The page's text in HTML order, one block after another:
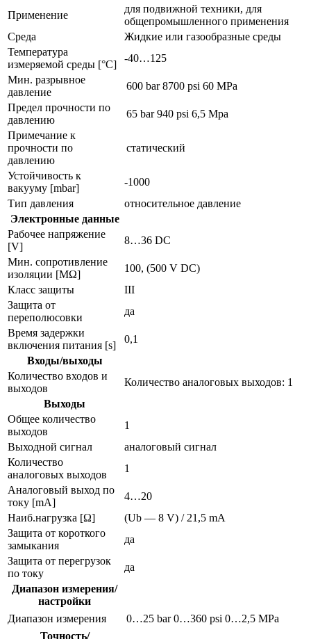
Применение
для подвижной техники, для
общепромышленного применения
Среда
Жидкие или газообразные среды
Температура
измеряемой среды [°C]
-40…125
Мин. разрывное
давление
600 bar 8700 psi 60 MPa
Предел прочности по
давлению
65 bar 940 psi 6,5 Mpa
Примечание к
прочности по
давлению
статический
Устойчивость к
вакууму [mbar]
-1000
Тип давления
относительное давление
Электронные данные
Рабочее напряжение
[V]
8…36 DC
Мин. сопротивление
изоляции [MΩ]
100, (500 V DC)
Класс защиты
III
Защита от
переполюсовки
да
Время задержки
включения питания [s]
0,1
Входы/выходы
Количество входов и
выходов
Количество аналоговых выходов: 1
Выходы
Общее количество
выходов
1
Выходной сигнал
аналоговый сигнал
Количество
аналоговых выходов
1
Аналоговый выход по
току [mA]
4…20
Наиб.нагрузка [Ω]
(Ub — 8 V) / 21,5 mA
Защита от короткого
замыкания
да
Защита от перегрузок
по току
да
Диапазон измерения/
настройки
Диапазон измерения
0…25 bar 0…360 psi 0…2,5 MPa
Точность/